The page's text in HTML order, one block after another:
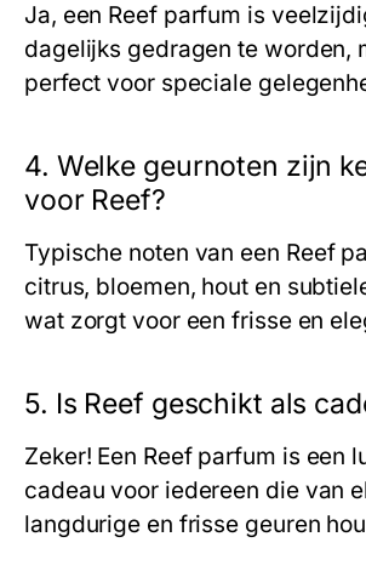
Ja, een Reefparfum is
dagelijks gedragen te worden,
perfect voor speciale
4. Welke geurnoten zijn
voor Reef?
Typische noten van een Reef
citrus, bloemen, hout en
wat zorgt voor een frisse en
5. Is Reef geschikt als
Zeker! Een Reefparfum is een
cadeau voor iedereen die van
langdurige en frisse geuren